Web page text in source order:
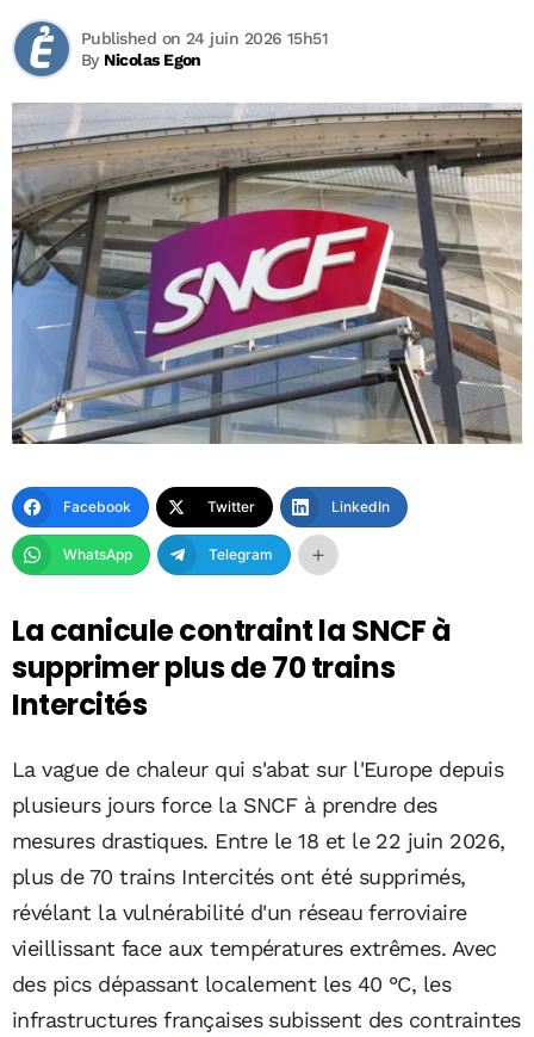
By Nicolas Egon
Published on 24 juin 2026 15h51
Facebook Twitter LinkedIn
WhatsApp Telegram
La canicule contraint la SNCF à
supprimer plus de 70 trains
Intercités
La vague de chaleur qui s'abat sur l'Europe depuis
plusieurs jours force la SNCF à prendre des
mesures drastiques. Entre le 18 et le 22 juin 2026,
plus de 70 trains Intercités ont été supprimés,
révélant la vulnérabilité d'un réseau ferroviaire
vieillissant face aux températures extrêmes. Avec
des pics dépassant localement les 40 °C, les
infrastructures françaises subissent des contraintes